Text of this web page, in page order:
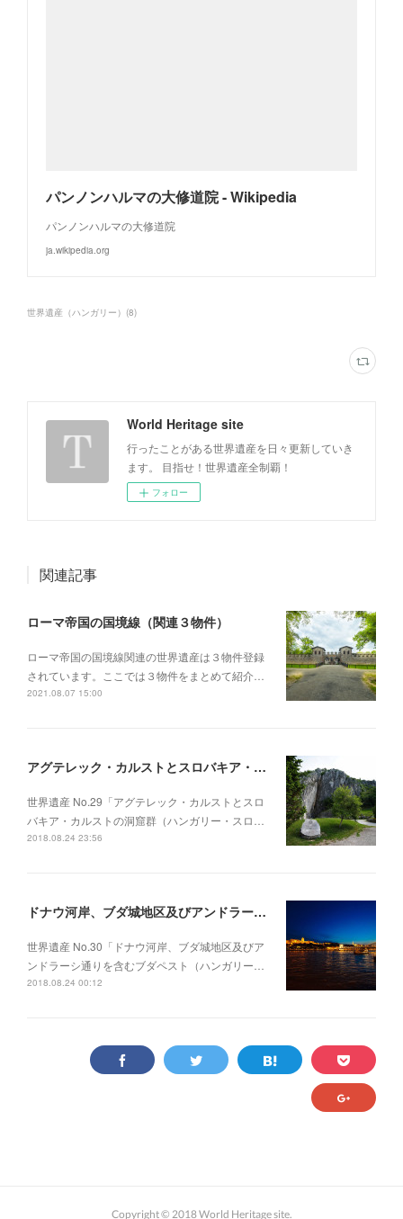
パンノンハルマの大修道院 - Wikipedia
パンノンハルマの大修道院
ja.wikipedia.org
世界遺産（ハンガリー） (8)
World Heritage site
行ったことがある世界遺産を日々更新していき
ます。 目指せ！世界遺産全制覇！
フォロー
関連記事
ローマ帝国の国境線（関連３物件）
ローマ帝国の国境線関連の世界遺産は３物件登録
されています。ここでは３物件をまとめて紹介…
2021.08.07 15:00
アグテレック・カルストとスロバキア・カルストの洞窟群（ハンガリー・スロバキア）
世界遺産 No.29「アグテレック・カルストとスロ
バキア・カルストの洞窟群（ハンガリー・スロ…
2018.08.24 23:56
ドナウ河岸、ブダ城地区及びアンドラーシ通りを含むブダペスト（ハンガリー）
世界遺産 No.30「ドナウ河岸、ブダ城地区及びア
ンドラーシ通りを含むブダペスト（ハンガリー…
2018.08.24 00:12
Copyright © 2018 World Heritage site.